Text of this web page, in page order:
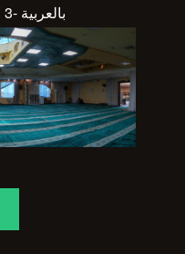
JUMU’AH 3- بالعربية